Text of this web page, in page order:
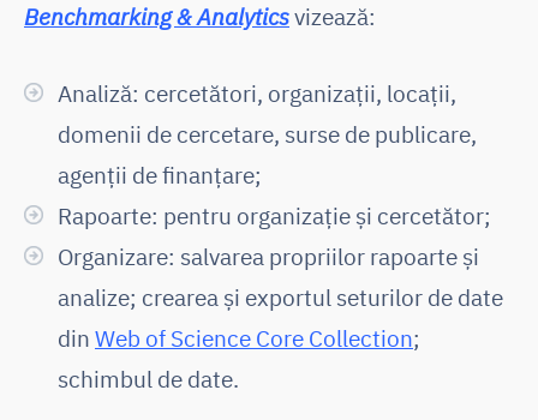
Benchmarking & Analyticsvizează:
Analiză: cercetători, organizații, locații,
domenii de cercetare, surse de publicare,
agenții de finanțare;
Rapoarte: pentru organizație și cercetător;
Organizare: salvarea propriilor rapoarte și
analize; crearea și exportul seturilor de date
din Web of Science Core Collection;
schimbul de date.